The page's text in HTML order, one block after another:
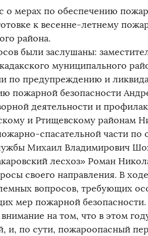
о мерах по обеспечению
к весенне-летнему
района.
были заслушаны:
муниципального
по предупреждению и
пожарной безопасности
деятельности и
и Ртищевскому районам
спасательной части по
Михаил Владимирович
лесхоз» Роман
своего направления. В
вопросов, требующих
мер пожарной безопасности.
на том, что в этом
и, по сути, пожароопасный